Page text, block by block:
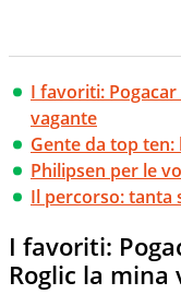
I favoriti:
vagante
Gente da top
Philipsen per le
Il percorso: tanta
I favoriti:
Roglic la mina